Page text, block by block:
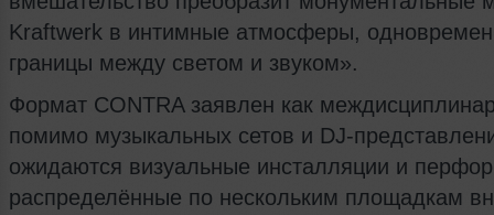
Kraftwerk в интимные атмосферы,
границы между светом и звуком».
Формат CONTRA заявлен как
помимо музыкальных сетов и DJ-
ожидаются визуальные инсталляции и
распределённые по нескольким площадкам